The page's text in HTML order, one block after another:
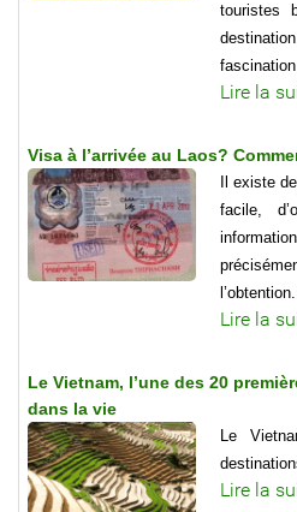
touristes
Lire la
Visa à l’arrivée au Laos?
Il existe
facile,
Lire la
Le Vietnam, l’une des 20
dans la vie
Le
Lire la